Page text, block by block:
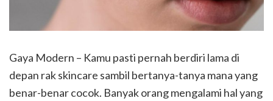
Gaya Modern – Kamu pasti pernah berdiri lama di
depan rak skincare sambil bertanya-tanya mana yang
benar-benar cocok. Banyak orang mengalami hal yang